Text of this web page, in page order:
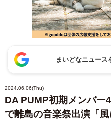
まいどなニュー
2024.06.06(Thu)
DA PUMP初期メンバ
で離島の音楽祭出演「